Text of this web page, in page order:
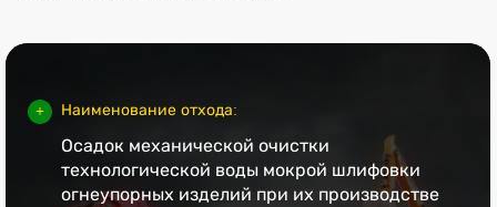
Наименование отхода:
Осадок механической очистки
технологической воды мокрой шлифовки
огнеупорных изделий при их производстве